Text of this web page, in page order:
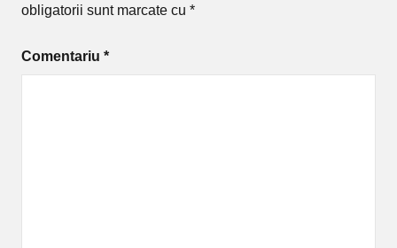
obligatorii sunt marcate cu *
Comentariu *